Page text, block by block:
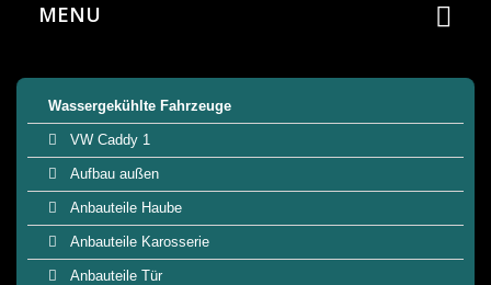
MENU
Wassergekühlte Fahrzeuge
VW Caddy 1
Aufbau außen
Anbauteile Haube
Anbauteile Karosserie
Anbauteile Tür